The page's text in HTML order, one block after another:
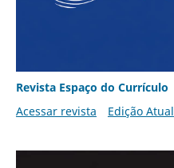
Revista Espaço do Currículo
Acessar revista
Edição Atual